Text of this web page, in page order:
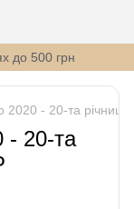
до 500 грн
2020 - 20-та
- 20-та